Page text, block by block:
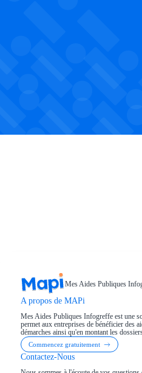
Mes Aides Publiques
A propos de MAPi
Mes Aides Publiques Infogreffe est une
permet aux entreprises de bénéficier des
démarches ainsi qu'en montant les
Commencez gratuitement
Contactez-Nous